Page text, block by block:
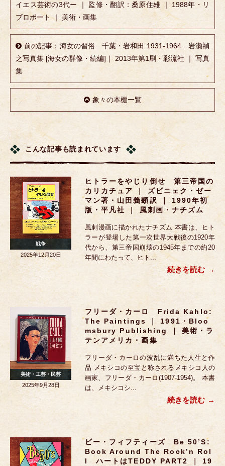
イエス芸術の3代ー ｜ 監修・翻訳：桑原住雄 ｜ 1988年・リ
ブロポート ｜ 美術・画集
前の記事：海女の習俗 千葉・岩和田 1931-1964 岩瀬禎
之写真集 [海女の群像・続編]｜ 2013年第1刷・彩流社 ｜ 写真
集
象々の本棚一覧
こんな記事も読まれています
ヒトラーをやじり倒せ 第三帝国の
カリカチュア ｜ ズビニェク・ゼー
マン著・山田義顕訳 ｜ 1990年初
版・平凡社 ｜ 風刺画・ナチズム
風刺漫画に描かれたナチズム 本書は、ヒト
ラーが登場した第一次世界大戦後の1920年
代から、第三帝国崩壊の1945年までの約20
年間にわたって、ヒト...
続きを読む
戦争
2025年12月20日
フリーダ・カーロ Frida Kahlo:
The Paintings ｜ 1991・Bloo
Msbury Publishing ｜ 美術・ラ
テンアメリカ・画集
フリーダ・カーロの波乱に満ちた人生と作
品 メキシコの至宝と称されるメキシコ人の
画家、フリーダ・カーロ(1907-1954)。 本書
は、メキシコシ...
続きを読む
美術・工芸・民芸
2025年9月28日
ビー・フィフティーズ Be 50’s:
Book Around The Rock’n Rol
L ハートはTEDDY PART2 ｜ 19